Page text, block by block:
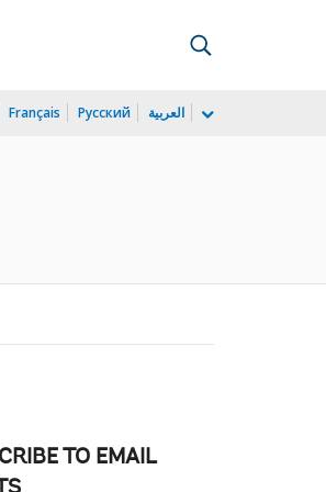
Français Русский العربية
TO EMAIL